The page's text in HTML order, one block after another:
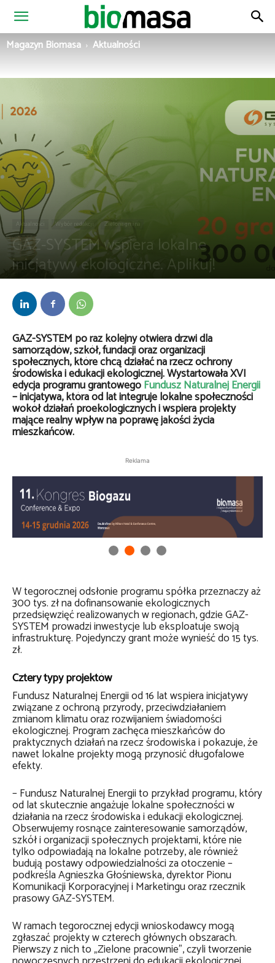
Magazyn
Magazyn Biomasa Aktualności
Aktualności Wybór redakcji Zielona gmina
GAZ-SYSTEM wspiera lokalne
inicjatywy ekologiczne. Aplikuj!
GAZ-SYSTEM po raz kolejny otwiera drzwi dla
samorządów, szkół, fundacji oraz organizacji
społecznych, które chcą działać na rzecz ochrony
środowiska i edukacji ekologicznej. Wystartowała XVI
edycja programu grantowegoFundusz Naturalnej Energii
– inicjatywa, która od lat integruje lokalne społeczności
wokół działań proekologicznych i wspiera projekty
mające realny wpływ na poprawę jakości życia
mieszkańców.
Reklama
W tegorocznej odsłonie programu spółka przeznaczy aż
300 tys. zł na dofinansowanie ekologicznych
przedsięwzięć realizowanych w regionach, gdzie GAZ-
SYSTEM prowadzi inwestycje lub eksploatuje swoją
infrastrukturę. Pojedynczy grant może wynieść do 15 tys.
zł.
Cztery typy projektów
Fundusz Naturalnej Energii od 16 lat wspiera inicjatywy
związane z ochroną przyrody, przeciwdziałaniem
zmianom klimatu oraz rozwijaniem świadomości
ekologicznej. Program zachęca mieszkańców do
praktycznych działań na rzecz środowiska i pokazuje, że
nawet lokalne projekty mogą przynosić długofalowe
efekty.
– Fundusz Naturalnej Energii to przykład programu, który
od lat skutecznie angażuje lokalne społeczności w
działania na rzecz środowiska i edukacji ekologicznej.
Obserwujemy rosnące zainteresowanie samorządów,
szkół i organizacji społecznych projektami, które nie
tylko odpowiadają na lokalne potrzeby, ale również
budują postawy odpowiedzialności za otoczenie –
podkreśla Agnieszka Głośniewska, dyrektor Pionu
Komunikacji Korporacyjnej i Marketingu oraz rzecznik
prasowy GAZ-SYSTEM.
W ramach tegorocznej edycji wnioskodawcy mogą
zgłaszać projekty w czterech głównych obszarach.
Pierwszy z nich to „Zielone pracownie”, czyli tworzenie